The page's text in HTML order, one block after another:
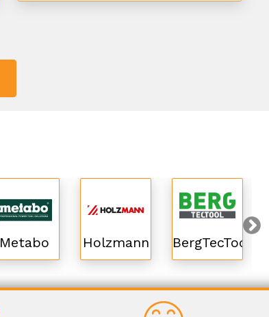
Metabo Holzmann BergTecTool